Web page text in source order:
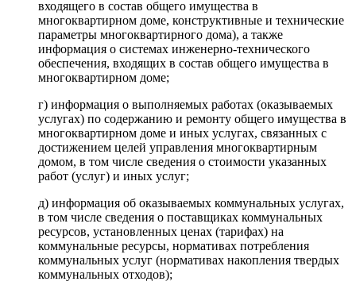
входящего в состав общего имущества в
многоквартирном доме, конструктивные и технические
параметры многоквартирного дома), а также
информация о системах инженерно-технического
обеспечения, входящих в состав общего имущества в
многоквартирном доме;
г) информация о выполняемых работах (оказываемых
услугах) по содержанию и ремонту общего имущества в
многоквартирном доме и иных услугах, связанных с
достижением целей управления многоквартирным
домом, в том числе сведения о стоимости указанных
работ (услуг) и иных услуг;
д) информация об оказываемых коммунальных услугах,
в том числе сведения о поставщиках коммунальных
ресурсов, установленных ценах (тарифах) на
коммунальные ресурсы, нормативах потребления
коммунальных услуг (нормативах накопления твердых
коммунальных отходов);